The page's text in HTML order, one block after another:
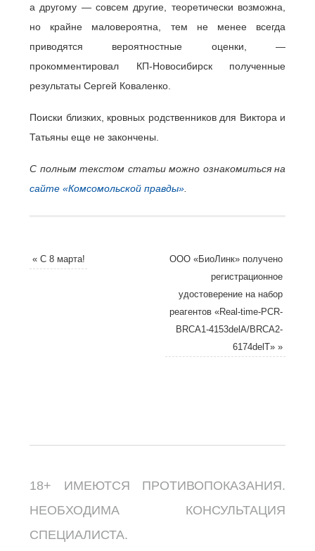
а другому — совсем другие, теоретически возможна,
но крайне маловероятна, тем не менее всегда
приводятся вероятностные оценки, —
прокомментировал КП-Новосибирск полученные
результаты Сергей Коваленко.
Поиски близких, кровных родственников для Виктора и
Татьяны еще не закончены.
С полным текстом статьи можно ознакомиться на
сайте «Комсомольской правды»
«С 8 марта!
ООО «БиоЛинк» получено
регистрационное
удостоверение на набор
реагентов «Real-time-PCR-
BRCA1-4153delA/BRCA2-
6174delT»»
18+ ИМЕЮТСЯ ПРОТИВОПОКАЗАНИЯ.
НЕОБХОДИМА КОНСУЛЬТАЦИЯ
СПЕЦИАЛИСТА.